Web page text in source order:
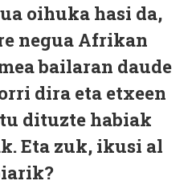
oihuka hasi da,
negua Afrikan
bailaran daude
dira eta etxeen
dituzte habiak
Eta zuk, ikusi al